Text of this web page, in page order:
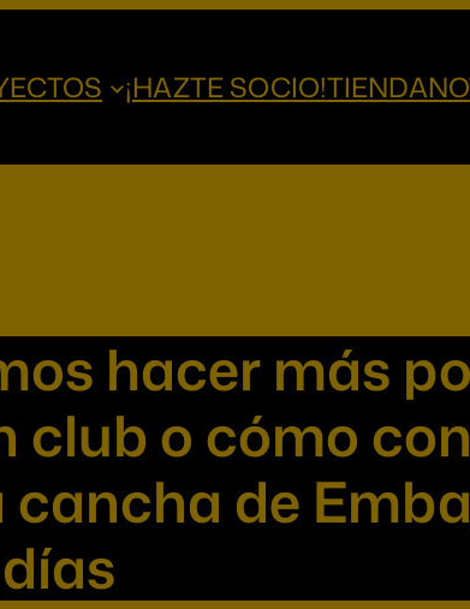
¡HAZTE SOCIO!TIENDA
hacer más
club o cómo
de